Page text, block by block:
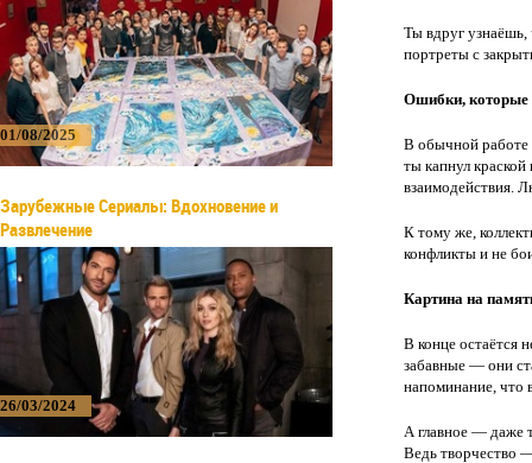
01/08/2025
Зарубежные Сериалы: Вдохновение и
Развлечение
26/03/2024
Ты вдруг узнаёшь,
портреты с
Ошибки, которые
В обычной работе
ты капнул краской
взаимодействия.
К тому же,
конфликты и не
Картина на
В конце остаётся
забавные — они
напоминание, что
А главное — даже
Ведь творчество